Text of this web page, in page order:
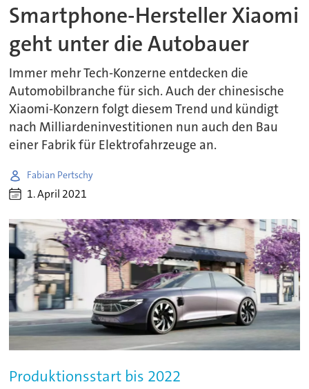
Smartphone-Hersteller Xiaomi
geht unter die Autobauer
Immer mehr Tech-Konzerne entdecken die
Automobilbranche für sich. Auch der chinesische
Xiaomi-Konzern folgt diesem Trend und kündigt
nach Milliardeninvestitionen nun auch den Bau
einer Fabrik für Elektrofahrzeuge an.
Fabian Pertschy
1. April 2021
Produktionsstart bis 2022